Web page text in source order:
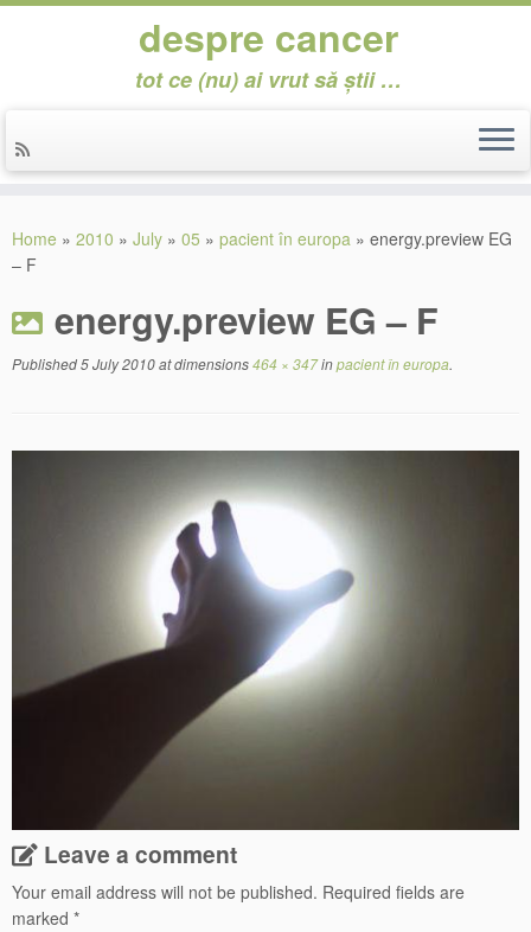
content
despre cancer
tot ce (nu) ai vrut să știi …
Home » 2010 » July » 05 » pacient în europa » energy.preview EG
– F
energy.preview EG – F
Published5 July 2010at dimensions464 × 347inpacient în europa.
Leave a comment
Your email address will not be published. Required fields are
marked *